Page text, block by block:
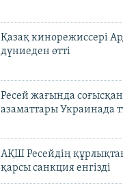
Қазақ кинорежиссері
дүниеден өтті
Ресей жағында соғысқан
азаматтары Украинада
АҚШ Ресейдің
қарсы санкция енгізді